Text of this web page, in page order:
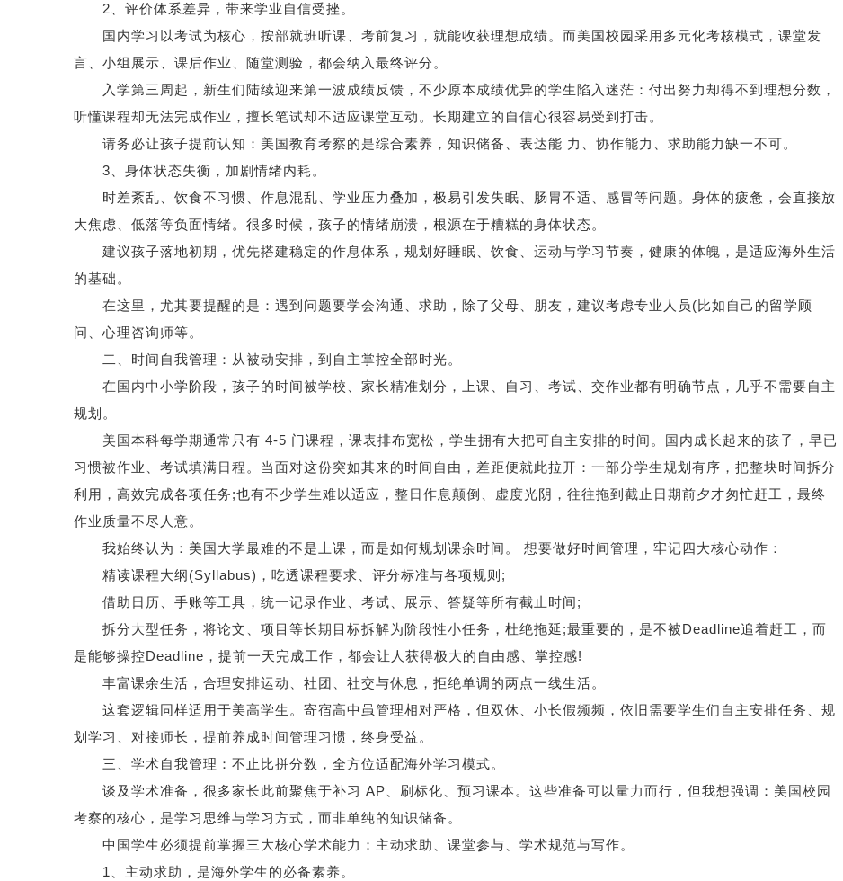
2、评价体系差异，带来学业自信受挫。
国内学习以考试为核心，按部就班听课、考前复习，就能收获理想成绩。而美国校园采用多元化考核模式，课堂发
言、小组展示、课后作业、随堂测验，都会纳入最终评分。
入学第三周起，新生们陆续迎来第一波成绩反馈，不少原本成绩优异的学生陷入迷茫：付出努力却得不到理想分数，
听懂课程却无法完成作业，擅长笔试却不适应课堂互动。长期建立的自信心很容易受到打击。
请务必让孩子提前认知：美国教育考察的是综合素养，知识储备、表达能 力、协作能力、求助能力缺一不可。
3、身体状态失衡，加剧情绪内耗。
时差紊乱、饮食不习惯、作息混乱、学业压力叠加，极易引发失眠、肠胃不适、感冒等问题。身体的疲惫，会直接放
大焦虑、低落等负面情绪。很多时候，孩子的情绪崩溃，根源在于糟糕的身体状态。
建议孩子落地初期，优先搭建稳定的作息体系，规划好睡眠、饮食、运动与学习节奏，健康的体魄，是适应海外生活
的基础。
在这里，尤其要提醒的是：遇到问题要学会沟通、求助，除了父母、朋友，建议考虑专业人员(比如自己的留学顾
问、心理咨询师等。
二、时间自我管理：从被动安排，到自主掌控全部时光。
在国内中小学阶段，孩子的时间被学校、家长精准划分，上课、自习、考试、交作业都有明确节点，几乎不需要自主
规划。
美国本科每学期通常只有 4-5 门课程，课表排布宽松，学生拥有大把可自主安排的时间。国内成长起来的孩子，早已
习惯被作业、考试填满日程。当面对这份突如其来的时间自由，差距便就此拉开：一部分学生规划有序，把整块时间拆分
利用，高效完成各项任务;也有不少学生难以适应，整日作息颠倒、虚度光阴，往往拖到截止日期前夕才匆忙赶工，最终
作业质量不尽人意。
我始终认为：美国大学最难的不是上课，而是如何规划课余时间。 想要做好时间管理，牢记四大核心动作：
精读课程大纲(Syllabus)，吃透课程要求、评分标准与各项规则;
借助日历、手账等工具，统一记录作业、考试、展示、答疑等所有截止时间;
拆分大型任务，将论文、项目等长期目标拆解为阶段性小任务，杜绝拖延;最重要的，是不被Deadline追着赶工，而
是能够操控Deadline，提前一天完成工作，都会让人获得极大的自由感、掌控感!
丰富课余生活，合理安排运动、社团、社交与休息，拒绝单调的两点一线生活。
这套逻辑同样适用于美高学生。寄宿高中虽管理相对严格，但双休、小长假频频，依旧需要学生们自主安排任务、规
划学习、对接师长，提前养成时间管理习惯，终身受益。
三、学术自我管理：不止比拼分数，全方位适配海外学习模式。
谈及学术准备，很多家长此前聚焦于补习 AP、刷标化、预习课本。这些准备可以量力而行，但我想强调：美国校园
考察的核心，是学习思维与学习方式，而非单纯的知识储备。
中国学生必须提前掌握三大核心学术能力：主动求助、课堂参与、学术规范与写作。
1、主动求助，是海外学生的必备素养。